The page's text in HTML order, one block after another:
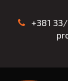
+381